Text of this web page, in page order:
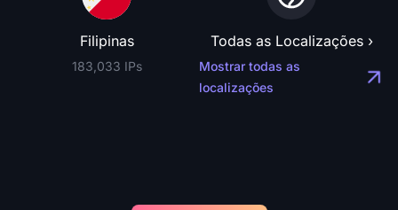
Filipinas
183,033 IPs
Todas as Localizações ›
Mostrar todas as
localizações